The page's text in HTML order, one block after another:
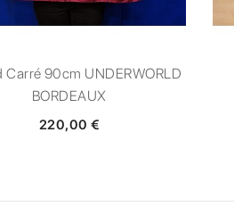
Carré 90cm UNDERWORLD
BORDEAUX
220,00 €